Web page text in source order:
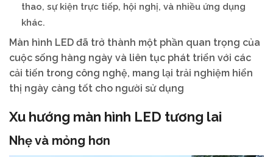
thao, sự kiện trực tiếp, hội nghị, và nhiều ứng dụng
khác.
Màn hình LED đã trở thành một phần quan trọng của
cuộc sống hàng ngày và liên tục phát triển với các
cải tiến trong công nghệ, mang lại trải nghiệm hiển
thị ngày càng tốt cho người sử dụng
Xu hướng màn hình LED tương lai
Nhẹ và mỏng hơn